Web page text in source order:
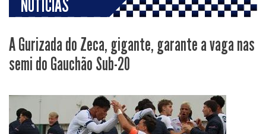
NOTÍCIAS
A Gurizada do Zeca, gigante, garante a vaga nas
semi do Gauchão Sub-20